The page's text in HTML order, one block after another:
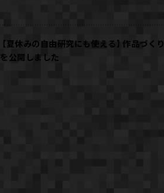
【夏休みの自由研究にも使える】作品づく
を公開しました